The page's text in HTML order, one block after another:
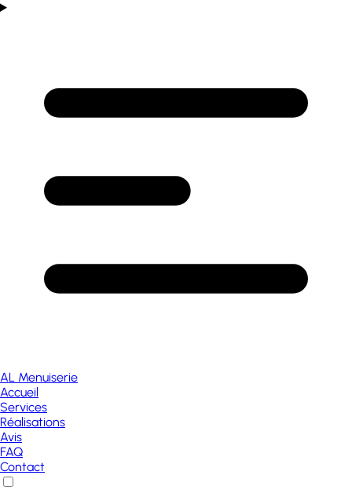
AL Menuiserie
Accueil
Services
Réalisations
Avis
FAQ
Contact